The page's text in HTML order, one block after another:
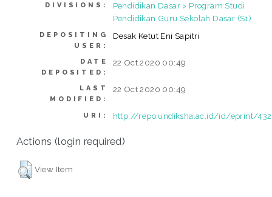
DIVISIONS:
Pendidikan Dasar > Program Studi
Pendidikan Guru Sekolah Dasar (S1)
DEPOSITING
USER:
Desak Ketut Eni Sapitri
DATE
DEPOSITED:
22 Oct 2020 00:49
LAST
MODIFIED:
22 Oct 2020 00:49
URI: http://repo.undiksha.ac.id/id/eprint/
Actions (login required)
View Item